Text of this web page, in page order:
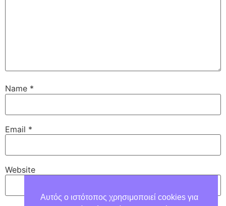
Name *
Email *
Website
Αυτός ο ιστότοπος χρησιμοποιεί cookies για